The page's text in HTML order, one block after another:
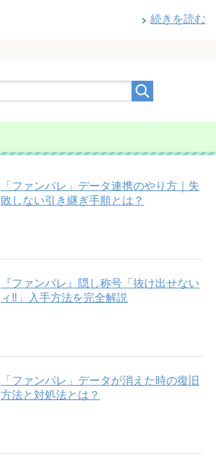
続きを読む
「ファンパレ」データ連携のやり方｜失
敗しない引き継ぎ手順とは？
『ファンパレ』隠し称号「抜け出せない
ィ‼︎」入手方法を完全解説
「ファンパレ」データが消えた時の復旧
方法と対処法とは？